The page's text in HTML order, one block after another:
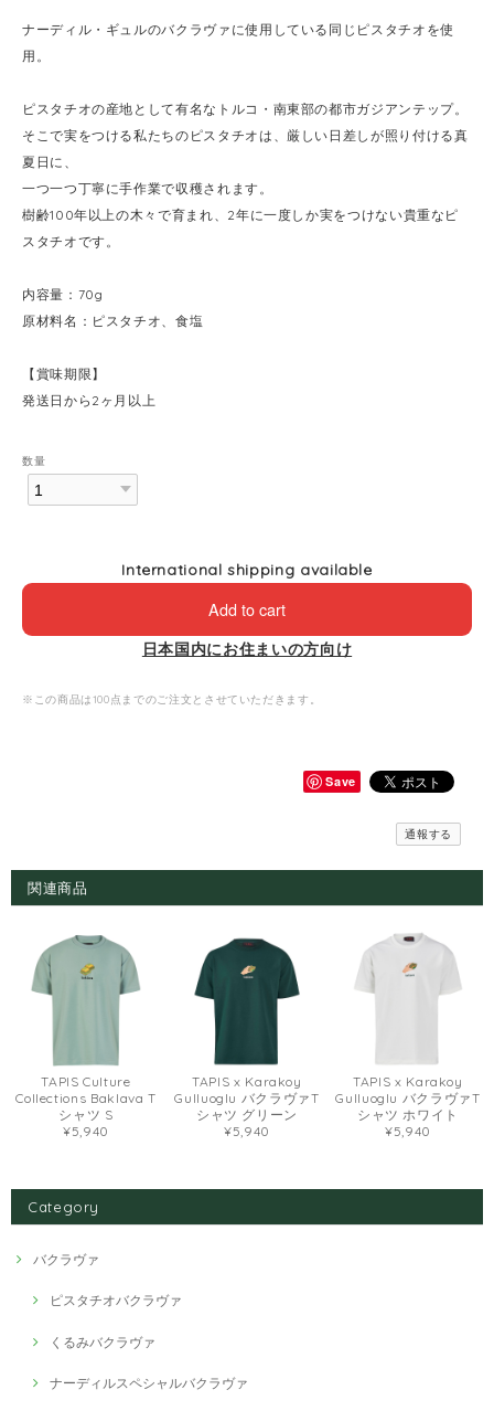
ナーディル・ギュルのバクラヴァに使用している同じピスタチオを使
用。
ピスタチオの産地として有名なトルコ・南東部の都市ガジアンテップ。
そこで実をつける私たちのピスタチオは、厳しい日差しが照り付ける真
夏日に、
一つ一つ丁寧に手作業で収穫されます。
樹齢100年以上の木々で育まれ、2年に一度しか実をつけない貴重なピ
スタチオです。
内容量：70g
原材料名：ピスタチオ、食塩
【賞味期限】
発送日から2ヶ月以上
数量
International shipping available
Add to cart
日本国内にお住まいの方向け
※この商品は100点までのご注文とさせていただきます。
Save
通報する
関連商品
TAPIS Culture
Collections Baklava T
シャツ S
¥5,940
TAPIS x Karakoy
Gulluoglu バクラヴァT
シャツ グリーン
¥5,940
TAPIS x Karakoy
Gulluoglu バクラヴァT
シャツ ホワイト
¥5,940
Category
バクラヴァ
ピスタチオバクラヴァ
くるみバクラヴァ
ナーディルスペシャルバクラヴァ